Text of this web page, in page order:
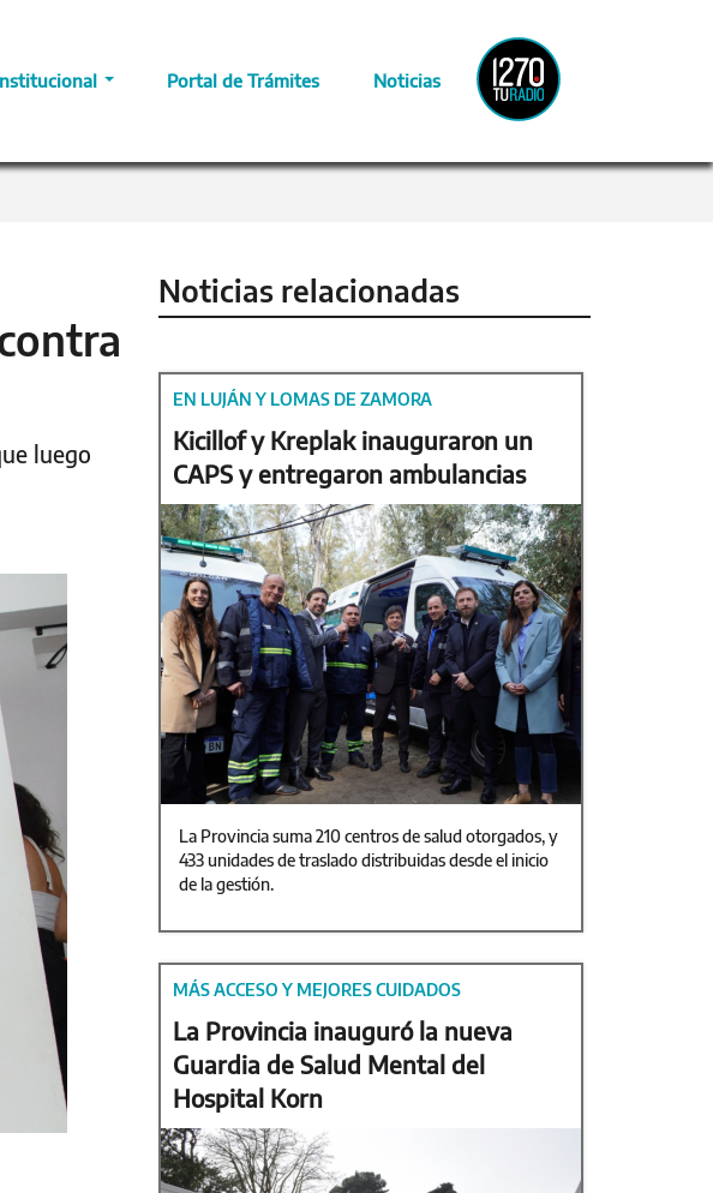
Portal de Trámites Noticias
Radio
Provincia
luego
Noticias relacionadas
EN LUJÁN Y LOMAS DE ZAMORA
Kicillof y Kreplak inauguraron un
CAPS y entregaron ambulancias
La Provincia suma 210 centros de salud otorgados, y
433 unidades de traslado distribuidas desde el inicio
de la gestión.
MÁS ACCESO Y MEJORES CUIDADOS
La Provincia inauguró la nueva
Guardia de Salud Mental del
Hospital Korn